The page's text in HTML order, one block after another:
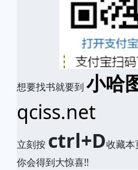
想要找书就要到 小哈
qciss.net
立刻按 ctrl+D收藏本
你会得到大惊喜!!